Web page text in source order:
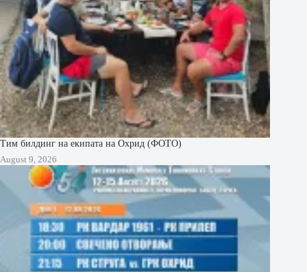
Тим билдинг на екипата на Охрид (ФОТО)
August 9, 2026